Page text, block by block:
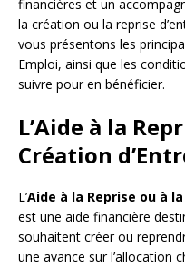
financières et un
la création ou la reprise
vous présentons les
Emploi, ainsi que les
suivre pour en bénéficier.
L’Aide à la
Création
L’Aide à la Reprise ou à
est une aide financière
souhaitent créer ou
une avance sur l’allocation